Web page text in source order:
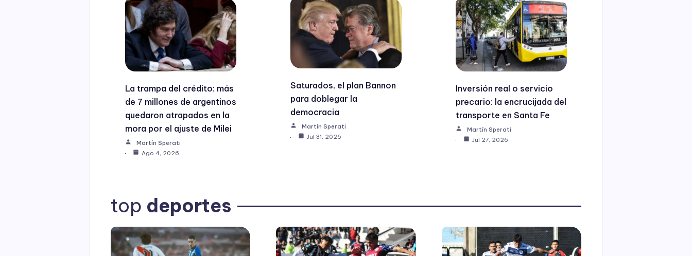
La trampa del crédito: más
de 7 millones de argentinos
quedaron atrapados en la
mora por el ajuste de Milei
Martín Sperati
Ago 4, 2026
Saturados, el plan Bannon
para doblegar la
democracia
Martín Sperati
Jul 31, 2026
Inversión real o servicio
precario: la encrucijada del
transporte en Santa Fe
Martín Sperati
Jul 27, 2026
top deportes